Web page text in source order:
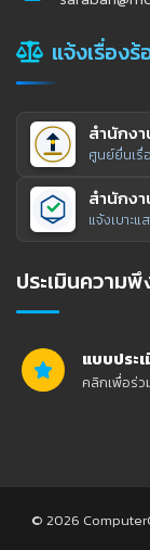
แจ้งเรื่อง
สำนักง
ศูนย์ยื่นเรื่
สำนักง
แจ้งเบาะ
ประเมินความ
แบบประ
คลิกเพื่อร่ว
© 2026